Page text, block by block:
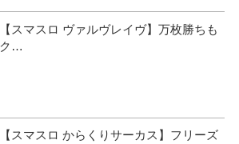
【スマスロ ヴァルヴレイヴ】万枚勝ちも
ク…
【スマスロ からくりサーカス】フリーズ